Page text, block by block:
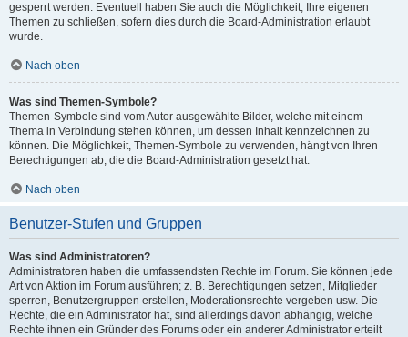
gesperrt werden. Eventuell haben Sie auch die Möglichkeit, Ihre eigenen
Themen zu schließen, sofern dies durch die Board-Administration erlaubt
wurde.
Nach oben
Was sind Themen-Symbole?
Themen-Symbole sind vom Autor ausgewählte Bilder, welche mit einem
Thema in Verbindung stehen können, um dessen Inhalt kennzeichnen zu
können. Die Möglichkeit, Themen-Symbole zu verwenden, hängt von Ihren
Berechtigungen ab, die die Board-Administration gesetzt hat.
Nach oben
Benutzer-Stufen und Gruppen
Was sind Administratoren?
Administratoren haben die umfassendsten Rechte im Forum. Sie können jede
Art von Aktion im Forum ausführen; z. B. Berechtigungen setzen, Mitglieder
sperren, Benutzergruppen erstellen, Moderationsrechte vergeben usw. Die
Rechte, die ein Administrator hat, sind allerdings davon abhängig, welche
Rechte ihnen ein Gründer des Forums oder ein anderer Administrator erteilt